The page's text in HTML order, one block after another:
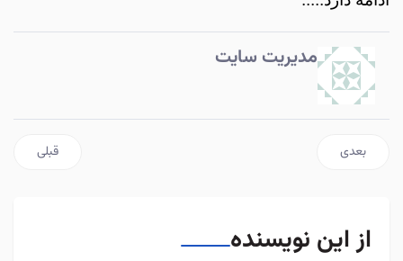
مدیریت سایت
مطلب
قبلی مطلب بعدی: خواص سوره انعام
بعدی
از این نویسنده